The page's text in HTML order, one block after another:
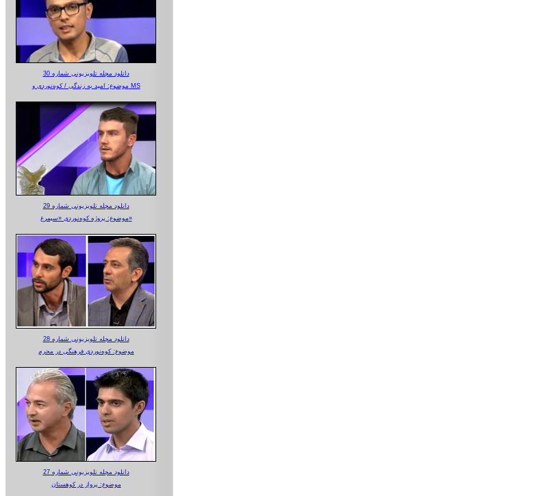
دانلود مجله تلویزیونی شماره 30
موضوع: امید به زندگی / کوه‌نوردی و MS
دانلود مجله تلویزیونی شماره 29
موضوع: پروژه کوه‌نوردی «سیمرغ»
دانلود مجله تلویزیونی شماره 28
موضوع: کوه‌نوردی فرهنگی در محرم
دانلود مجله تلویزیونی شماره 27
موضوع: پرواز در کوهستان